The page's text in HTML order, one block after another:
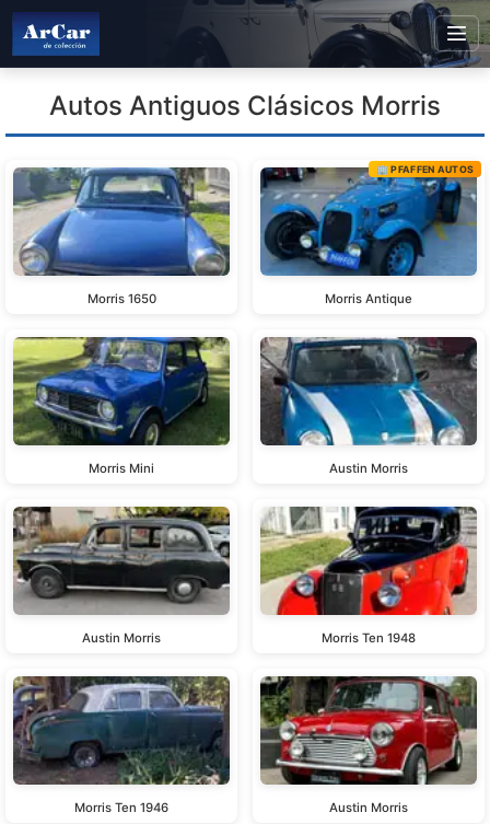
Autos Antiguos Clásicos Morris
Morris 1650
🏢 PFAFFEN AUTOS
Morris Antique
Morris Mini Austin Morris
Austin Morris Morris Ten 1948
Morris Ten 1946 Austin Morris